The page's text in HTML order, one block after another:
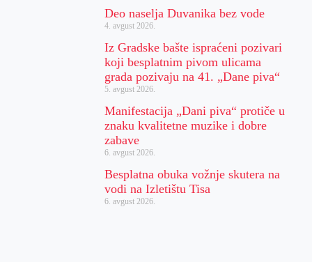
Deo naselja Duvanika bez vode
4. avgust 2026.
Iz Gradske bašte ispraćeni pozivari
koji besplatnim pivom ulicama
grada pozivaju na 41. „Dane piva“
5. avgust 2026.
Manifestacija „Dani piva“ protiče u
znaku kvalitetne muzike i dobre
zabave
6. avgust 2026.
Besplatna obuka vožnje skutera na
vodi na Izletištu Tisa
6. avgust 2026.